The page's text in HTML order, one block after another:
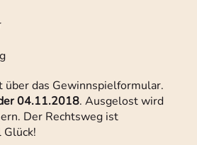
das Gewinnspielformular.
04.11.2018. Ausgelost wird
Der Rechtsweg ist
Glück!